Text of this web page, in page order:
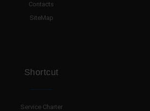
Contacts
SiteMap
Shortcut
Service Charter